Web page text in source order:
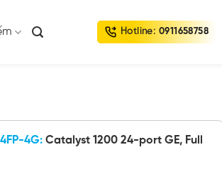
Hotline: 0911658758
4G: Catalyst 1200 24-port GE, Full